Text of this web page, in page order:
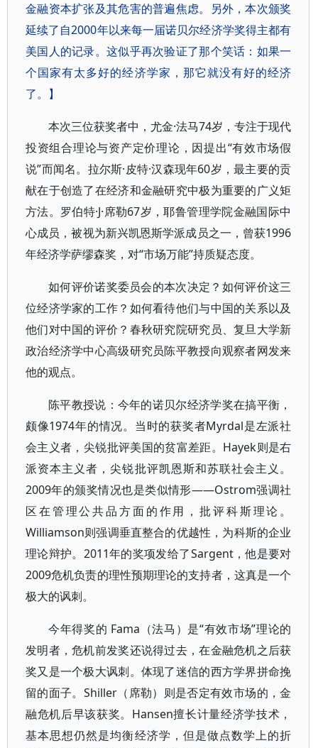
金融资本扩张及其危害的普遍焦虑。另外，本次颁奖
延续了自2000年以来每一届诺贝尔经济学奖得主都有
美国人的记录。这似乎再次验证了那个笑话：如果一
个国家有太多好的经济学家，那它就没有好的经济
了。】
本次三位获奖者中，尤金·法马74岁，专注于现代
投资组合理论与资产定价理论，因提出“有效市场假
说”而闻名。拉尔斯·皮特·汉森现年60岁，最主要的贡
献在于创造了在经济和金融研究中极为重要的广义矩
方法。罗伯特·J·席勒67岁，耶鲁管理学院金融国际中
心成员，被视为新兴凯恩斯学派成员之一，曾获1996
年经济学萨缪森奖，对“市场万能”持质疑态度。
如何评价诺奖委员会的本次决定？如何评价这三
位经济学家的工作？如何看待他们与中国的关系以及
他们对中国的评价？春秋研究院研究员、复旦大学新
政治经济学中心高级研究员陈平教授向观察者网发来
他的观点。
陈平教授说：今年的诺贝尔经济学奖在搞平衡，
颇像1974年的情况。当时的获奖者Myrdal是左派社
会主义者，尖锐批评美国的贫富差距。Hayek则是右
派资本主义者，尖锐批评凯恩斯和苏联社会主义。
2009年的颁奖情况也是类似情形——Ostrom强调社
区在管理公共品方面的作用，批评科斯理论。
Williamson则强调垂直整合的优越性，为科斯的企业
理论辩护。2011年的奖项发给了Sargent，他是要对
2009危机负责的理性预期理论的支持者，这真是一个
极大的讽刺。
今年得奖的 Fama（法马）是“有效市场”理论的
发明者，危机前发奖还说得过去，在金融危机之后获
奖又是一个极大讽刺。体现了迷信的西方学界拼命挽
留的面子。Shiller（席勒）则是否定有效市场的，金
融危机后早该获奖。Hansen擅长计量经济学技术，
基本思想仍然是均衡经济学，但是做点数学上的折